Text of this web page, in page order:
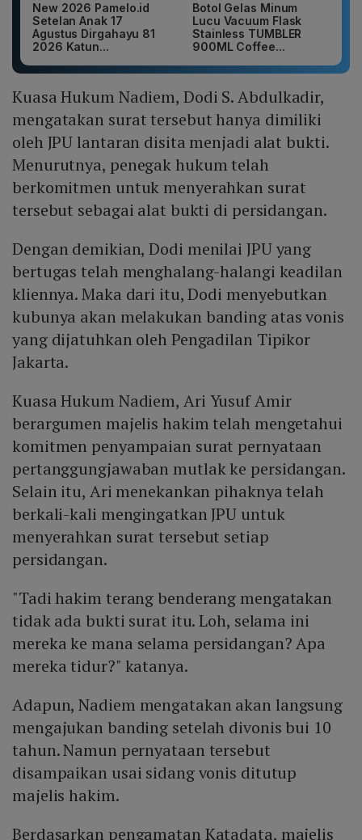
New 2026 Pamelo.id
Setelan Anak 17
Agustus Dirgahayu 81
2026 Katun...
Botol Gelas Minum
Lucu Vacuum Flask
Stainless TUMBLER
900ML Coffee...
Kuasa Hukum Nadiem, Dodi S. Abdulkadir,
mengatakan surat tersebut hanya dimiliki
oleh JPU lantaran disita menjadi alat bukti.
Menurutnya, penegak hukum telah
berkomitmen untuk menyerahkan surat
tersebut sebagai alat bukti di persidangan.
Dengan demikian, Dodi menilai JPU yang
bertugas telah menghalang-halangi keadilan
kliennya. Maka dari itu, Dodi menyebutkan
kubunya akan melakukan banding atas vonis
yang dijatuhkan oleh Pengadilan Tipikor
Jakarta.
Kuasa Hukum Nadiem, Ari Yusuf Amir
berargumen majelis hakim telah mengetahui
komitmen penyampaian surat pernyataan
pertanggungjawaban mutlak ke persidangan.
Selain itu, Ari menekankan pihaknya telah
berkali-kali mengingatkan JPU untuk
menyerahkan surat tersebut setiap
persidangan.
"Tadi hakim terang benderang mengatakan
tidak ada bukti surat itu. Loh, selama ini
mereka ke mana selama persidangan? Apa
mereka tidur?" katanya.
Adapun, Nadiem mengatakan akan langsung
mengajukan banding setelah divonis bui 10
tahun. Namun pernyataan tersebut
disampaikan usai sidang vonis ditutup
majelis hakim.
Berdasarkan pengamatan Katadata, majelis